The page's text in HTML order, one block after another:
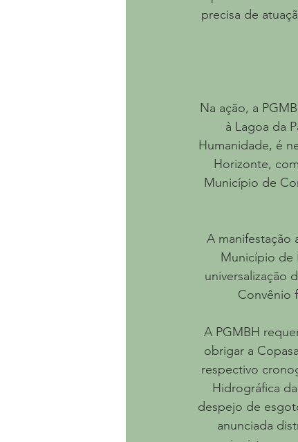
precisa de
Na ação, a
à Lagoa da
Humanidade, é
Horizonte,
Município de
A manifestação
Município de
universalização
Convênio
A PGMBH
obrigar a
respectivo
Hidrográfica
despejo de
anunciada